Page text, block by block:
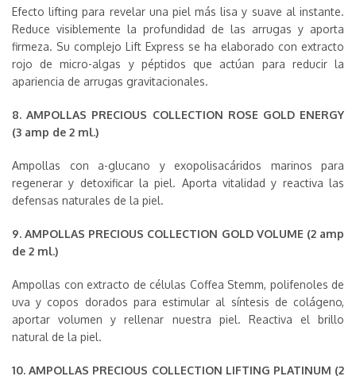
Efecto lifting para revelar una piel más lisa y suave al instante.
Reduce visiblemente la profundidad de las arrugas y aporta
firmeza. Su complejo Lift Express se ha elaborado con extracto
rojo de micro-algas y péptidos que actúan para reducir la
apariencia de arrugas gravitacionales.
8. AMPOLLAS PRECIOUS COLLECTION ROSE GOLD ENERGY
(3 amp de 2 ml.)
Ampollas con a-glucano y exopolisacáridos marinos para
regenerar y detoxificar la piel. Aporta vitalidad y reactiva las
defensas naturales de la piel.
9. AMPOLLAS PRECIOUS COLLECTION GOLD VOLUME (2 amp
de 2 ml.)
Ampollas con extracto de células Coffea Stemm, polifenoles de
uva y copos dorados para estimular al síntesis de colágeno,
aportar volumen y rellenar nuestra piel. Reactiva el brillo
natural de la piel.
10. AMPOLLAS PRECIOUS COLLECTION LIFTING PLATINUM (2